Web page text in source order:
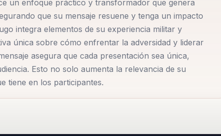
la vida laboral y personal. Su enfoque adaptable le
hasta equipos de alto rendimiento,
duradero. Su metodología incluye talleres interactivos
y resiliencia, permitiendo a los participantes
Hugo también es conocido por su habilidad para
específicas de cada organización en su discurso, lo
también relevante y aplicable. A lo largo de los años,
un enfoque práctico y transformador que genera
que su mensaje resuene y tenga un impacto
integra elementos de su experiencia militar y
única sobre cómo enfrentar la adversidad y liderar
asegura que cada presentación sea única,
Esto no solo aumenta la relevancia de su
tiene en los participantes.